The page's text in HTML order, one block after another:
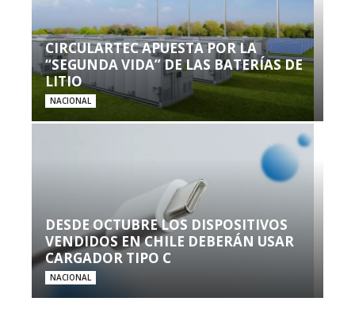
CIRCULARTEC APUESTA POR LA
“SEGUNDA VIDA” DE LAS BATERÍAS DE
LITIO
NACIONAL
DESDE OCTUBRE LOS DISPOSITIVOS
VENDIDOS EN CHILE DEBERÁN USAR
CARGADOR TIPO C
NACIONAL